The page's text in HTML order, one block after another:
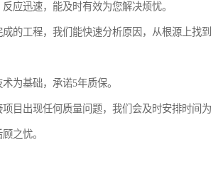
应迅速，能及时有效为您解决烦忧。
的工程，我们能快速分析原因，从根源上找到
为基础，承诺5年质保。
目出现任何质量问题，我们会及时安排时间为
之忧。